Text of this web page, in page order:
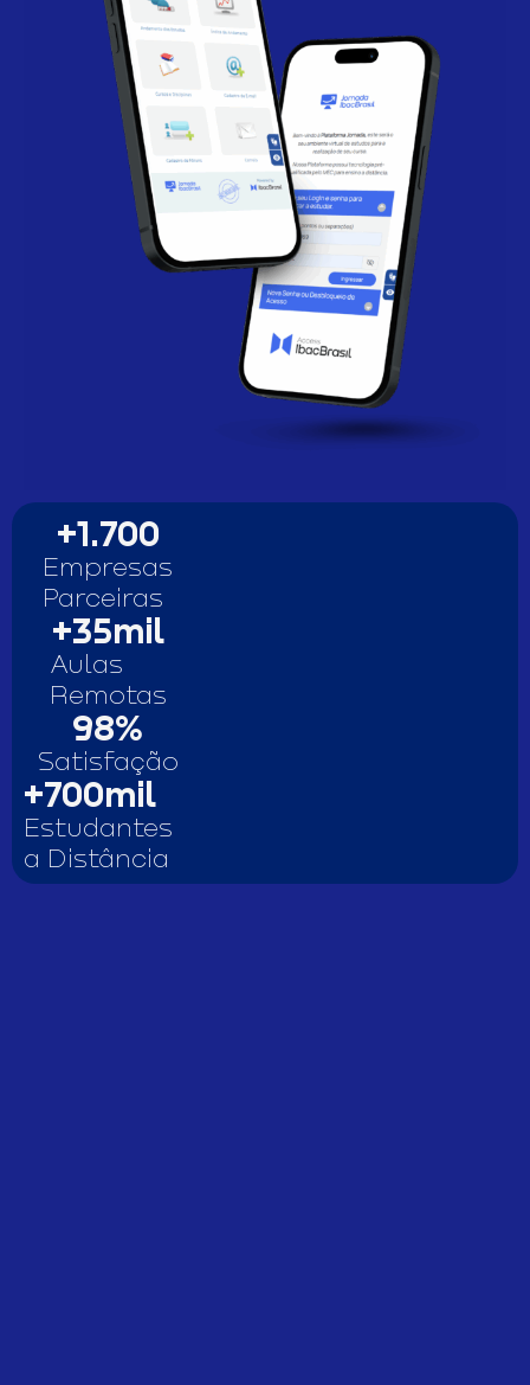
Empresas
Parceiras
+1.700
Aulas
Remotas
+35mil
Satisfação
98%
Estudantes
a Distância
+700mil